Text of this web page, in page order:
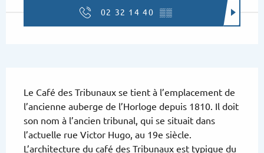
02 32 14 40 ▒▒
Le Café des Tribunaux se tient à l’emplacement de
l’ancienne auberge de l’Horloge depuis 1810. Il doit
son nom à l’ancien tribunal, qui se situait dans
l’actuelle rue Victor Hugo, au 19e siècle.
L’architecture du café des Tribunaux est typique du